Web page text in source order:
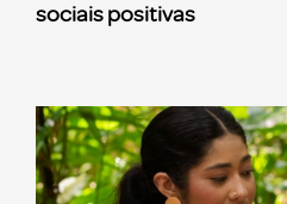
sociais positivas